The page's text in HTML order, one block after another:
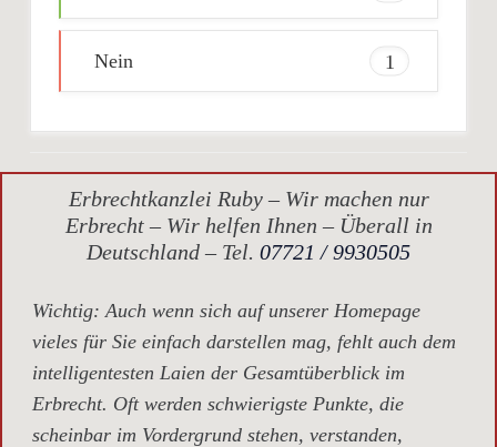
Nein 1
Erbrechtkanzlei Ruby – Wir machen nur
Erbrecht – Wir helfen Ihnen – Überall in
Deutschland – Tel. 07721 / 9930505
Wichtig: Auch wenn sich auf unserer Homepage
vieles für Sie einfach darstellen mag, fehlt auch dem
intelligentesten Laien der Gesamtüberblick im
Erbrecht. Oft werden schwierigste Punkte, die
scheinbar im Vordergrund stehen, verstanden,